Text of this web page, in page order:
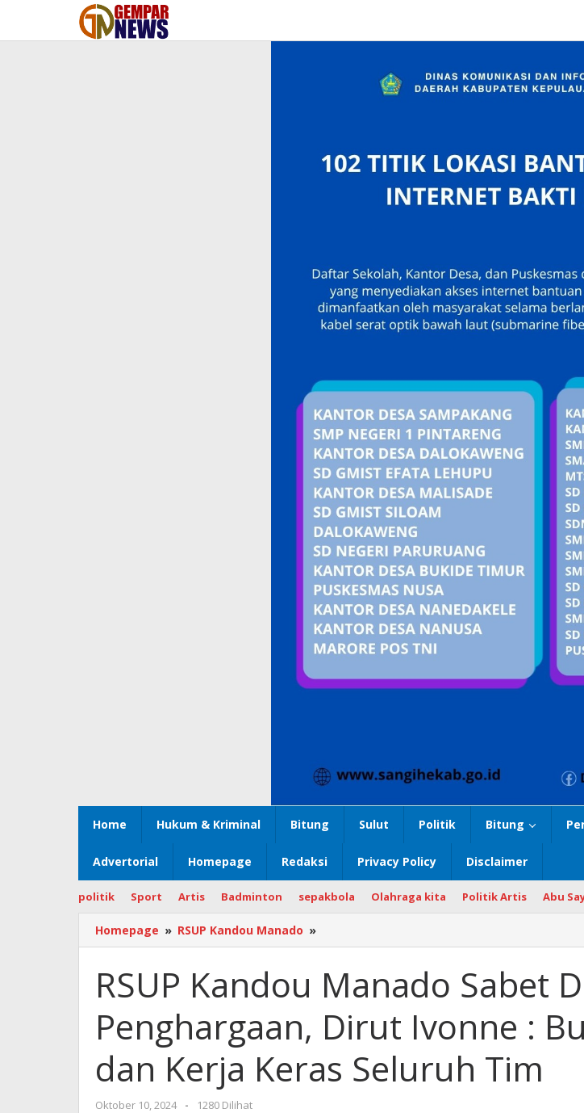
konten
Home Hukum & Kriminal Bitung Sulut Politik Bitung
Advertorial Homepage Redaksi Privacy Policy Disclaimer
politik Sport Artis Badminton sepakbola Olahraga kita Politik Artis Abu
Homepage » RSUP Kandou Manado »
Kandou
Sabet
Dua
Penghargaan,
Dirut
:
Bukti
RSUP Kandou Manado Sabet
Penghargaan, Dirut Ivonne :
dan Kerja Keras Seluruh Tim
Oktober 10, 2024
oleh
-
1280 Dilihat